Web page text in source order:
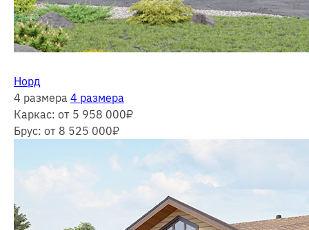
Норд
4 размера 4 размера
Каркас: от 5 958 000₽
Брус: от 8 525 000₽